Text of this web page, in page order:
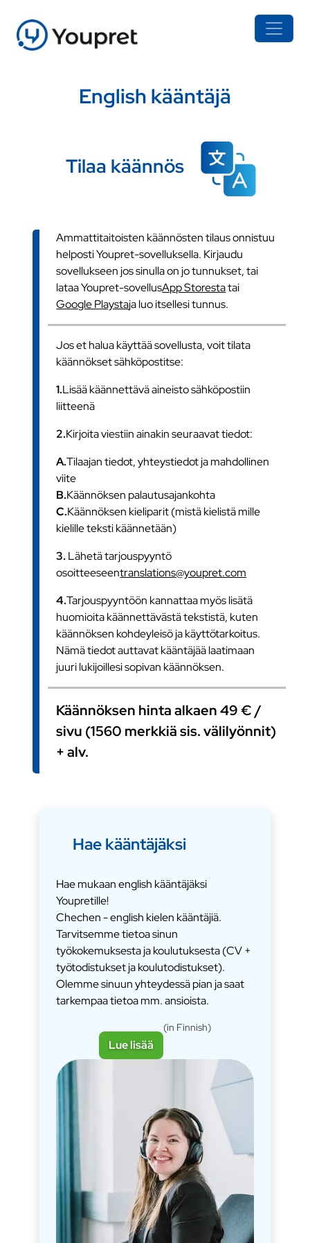
English kääntäjä
Tilaa käännös
Ammattitaitoisten käännösten tilaus onnistuu
helposti Youpret-sovelluksella. Kirjaudu
sovellukseen jos sinulla on jo tunnukset, tai
lataa Youpret-sovellusApp Storestatai
Google Playstaja luo itsellesi tunnus.
Jos et halua käyttää sovellusta, voit tilata
käännökset sähköpostitse:
1.Lisää käännettävä aineisto sähköpostiin
liitteenä
2.Kirjoita viestiin ainakin seuraavat tiedot:
A.Tilaajan tiedot, yhteystiedot ja mahdollinen
viite
B.Käännöksen palautusajankohta
C.Käännöksen kieliparit (mistä kielistä mille
kielille teksti käännetään)
3. Lähetä tarjouspyyntö
osoitteeseentranslations@youpret.com
4.Tarjouspyyntöön kannattaa myös lisätä
huomioita käännettävästä tekstistä, kuten
käännöksen kohdeyleisö ja käyttötarkoitus.
Nämä tiedot auttavat kääntäjää laatimaan
juuri lukijoillesi sopivan käännöksen.
Käännöksen hinta alkaen 49 € /
sivu (1560 merkkiä sis. välilyönnit)
+ alv.
Hae kääntäjäksi
Hae mukaan english kääntäjäksi
Youpretille!
Chechen - english kielen kääntäjiä.
Tarvitsemme tietoa sinun
työkokemuksesta ja koulutuksesta (CV +
työtodistukset ja koulutodistukset).
Olemme sinuun yhteydessä pian ja saat
tarkempaa tietoa mm. ansioista.
Lue lisää
(in Finnish)